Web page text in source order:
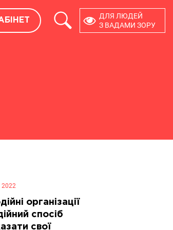
×
ДЛЯ ЛЮДЕЙ
З ВАДАМИ ЗОРУ
КАБІНЕТ
2022
організації
спосіб
свої